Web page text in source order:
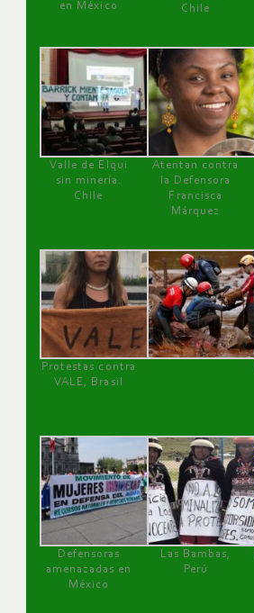
en México
Chile
Valle de Elqui
sin minería.
Chile
Atentan contra
la Defensora
Francisca
Márquez
Protestas contra
VALE, Brasil
Defensoras
amenazadas en
México
Las Bambas,
Perú